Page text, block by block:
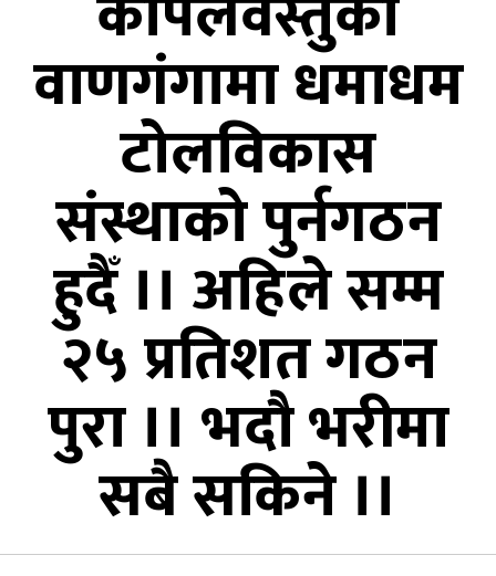
वाणगंगामा धमाधम
टोलविकास
संस्थाको पुर्नगठन
हुदैँ ।। अहिले सम्म
२५ प्रतिशत गठन
पुरा ।। भदौ भरीमा
सबै सकिने ।।